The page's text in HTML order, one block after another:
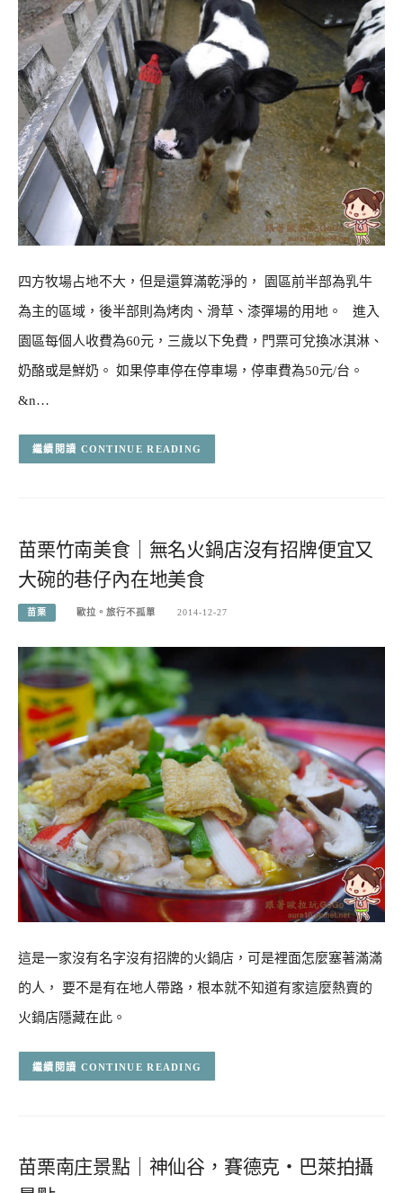
四方牧場占地不大，但是還算滿乾淨的， 園區前半部為乳牛
為主的區域，後半部則為烤肉、滑草、漆彈場的用地。 進入
園區每個人收費為60元，三歲以下免費，門票可兌換冰淇淋、
奶酪或是鮮奶。 如果停車停在停車場，停車費為50元/台。
&n…
CONTINUE READING
苗栗竹南美食｜無名火鍋店沒有招牌便宜又
大碗的巷仔內在地美食
苗栗 歐拉。旅行不孤單 2014-12-27
這是一家沒有名字沒有招牌的火鍋店，可是裡面怎麼塞著滿滿
的人， 要不是有在地人帶路，根本就不知道有家這麼熱賣的
火鍋店隱藏在此。
CONTINUE READING
苗栗南庄景點｜神仙谷，賽德克‧巴萊拍攝